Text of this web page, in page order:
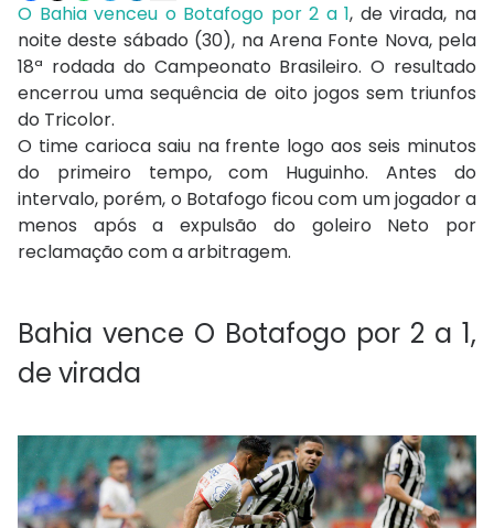
O Bahia venceu o Botafogo por 2 a 1, de virada, na
noite deste sábado (30), na Arena Fonte Nova, pela
18ª rodada do Campeonato Brasileiro. O resultado
encerrou uma sequência de oito jogos sem triunfos
do Tricolor.
O time carioca saiu na frente logo aos seis minutos
do primeiro tempo, com Huguinho. Antes do
intervalo, porém, o Botafogo ficou com um jogador a
menos após a expulsão do goleiro Neto por
reclamação com a arbitragem.
Bahia vence O Botafogo por 2 a 1,
de virada